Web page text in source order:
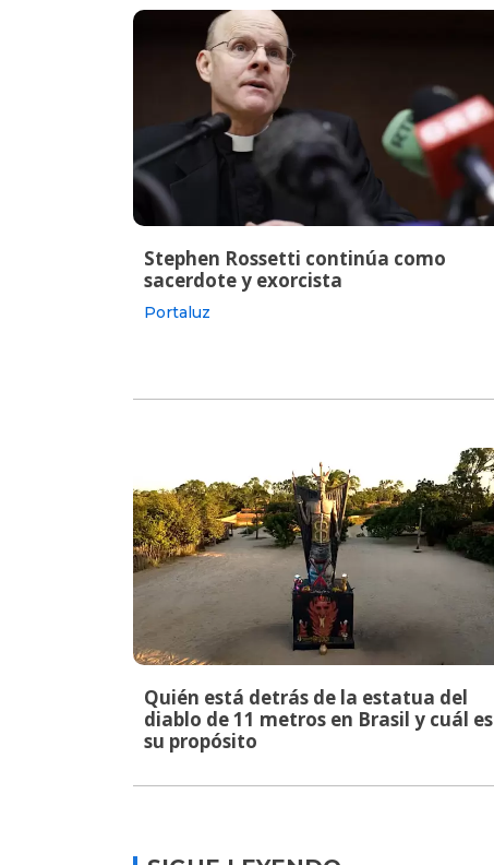
Stephen Rossetti continúa como
sacerdote y exorcista
Portaluz
Quién está detrás de la estatua del
diablo de 11 metros en Brasil y cuál es
su propósito